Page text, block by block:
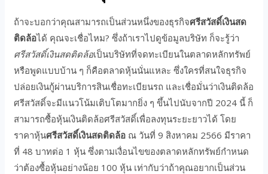
ถ้าจะบอกว่าคุณสามารถเป็นส่วนหนึ่งของธุรกิจศรีสวัสดิ์เงินสด
ติดล้อได้ คุณจะเชื่อไหม? ซึ่งถ้าเราไปดูข้อมูลบริษัท ก็จะรู้ว่า
ศรีสวัสดิ์เงินสดติดล้อเป็นบริษัทที่จดทะเบียนในตลาดหลักทรัพย์
หรือพูดแบบบ้าน ๆ ก็คือตลาดหุ้นนั่นแหละ ซึ่งใครที่สนใจธุรกิจ
ปล่อยเงินกู้ผ่านบริการสินเชื่อทะเบียนรถ และเชื่อมั่นว่าเงินติดล้อ
ศรีสวัสดิ์จะมีแนวโน้มเติบโตมากยิ่ง ๆ ขึ้นไปนับจากปี 2024 นี้ ก็
สามารถซื้อหุ้นเงินติดล้อศรีสวัสดิ์เพื่อลงทุนระยะยาวได้ โดย
ราคาหุ้นศรีสวัสดิ์เงินสดติดล้อ ณ วันที่ 9 สิงหาคม 2566 มีราคา
ที่ 48 บาทต่อ 1 หุ้น ซึ่งตามเงื่อนไขของตลาดหลักทรัพย์กำหนด
ว่าต้องซื้อหุ้นอย่างน้อย 100 หุ้น เท่ากับว่าถ้าคุณอยากเป็นส่วน